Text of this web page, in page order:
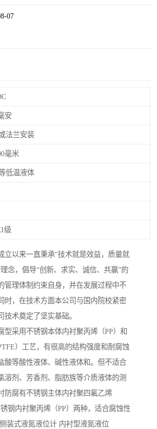
07
安
法兰安装
毫米
低温液体
级
立以来一直秉承“技术就是效益，质量就
念，倡导“创新、求实、诚信、共赢”的
管理体制约束自身，并在发展过程中不
时，在技术方面本公司与国内院校紧密
技术奠定了坚实基础。
型采用不锈钢本体内衬聚丙烯（PP）和
）工艺，有很高的结构强度和耐腐蚀
酸等酸性液体、碱性液体和。但不适合
溶剂、芳香剂、脂肪族等介质液体的测
防腐有不锈钢主体内衬聚四氟乙烯
锈钢内衬聚丙烯（PP）两种，适合腐蚀性
装式液氮液位计 内衬型液氮液位